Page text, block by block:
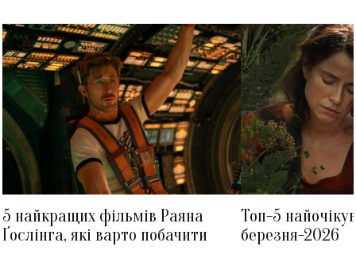
5 найкращих фільмів Раяна
Ґослінга, які варто побачити
Топ-5
березня-2026